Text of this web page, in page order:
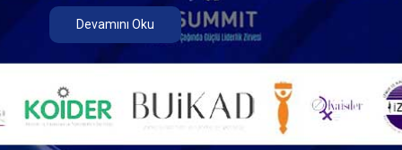
Devamını Oku